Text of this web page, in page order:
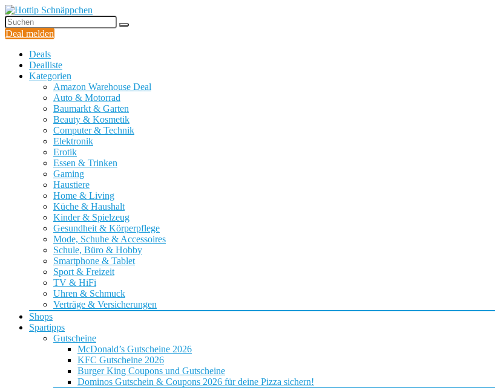
Deal melden
Deals
Dealliste
Kategorien
Amazon Warehouse Deal
Auto & Motorrad
Baumarkt & Garten
Beauty & Kosmetik
Computer & Technik
Elektronik
Erotik
Essen & Trinken
Gaming
Haustiere
Home & Living
Küche & Haushalt
Kinder & Spielzeug
Gesundheit & Körperpflege
Mode, Schuhe & Accessoires
Schule, Büro & Hobby
Smartphone & Tablet
Sport & Freizeit
TV & HiFi
Uhren & Schmuck
Verträge & Versicherungen
Shops
Spartipps
Gutscheine
McDonald’s Gutscheine 2026
KFC Gutscheine 2026
Burger King Coupons und Gutscheine
Dominos Gutschein & Coupons 2026 für deine Pizza sichern!